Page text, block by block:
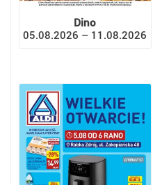
Dino
05.08.2026 – 11.08.2026